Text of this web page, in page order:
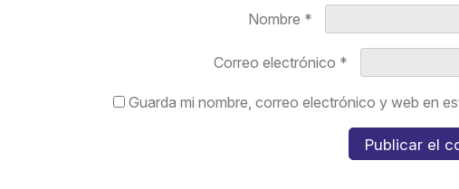
Nombre *
Correo electrónico *
Guarda mi nombre, correo electrónico y web en